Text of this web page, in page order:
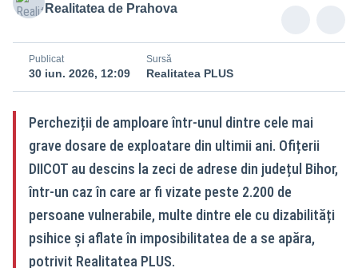
Realitatea de Prahova
Publicat
30 iun. 2026, 12:09
Sursă
Realitatea PLUS
Percheziții de amploare într-unul dintre cele mai
grave dosare de exploatare din ultimii ani. Ofițerii
DIICOT au descins la zeci de adrese din județul Bihor,
într-un caz în care ar fi vizate peste 2.200 de
persoane vulnerabile, multe dintre ele cu dizabilități
psihice și aflate în imposibilitatea de a se apăra,
potrivit Realitatea PLUS.